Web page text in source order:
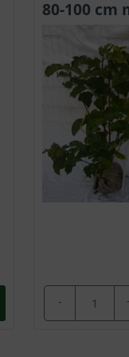
Rohstofflieferant
Klöstern
und Würde. Der
80-100 cm
-